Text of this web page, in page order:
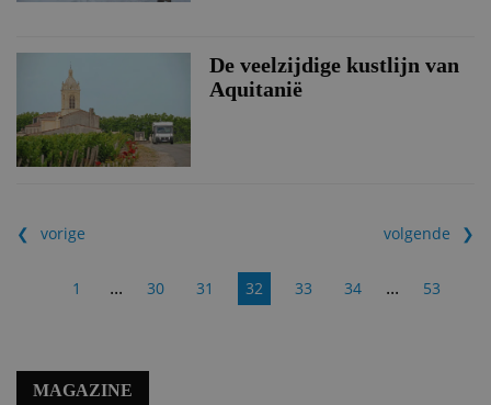
De veelzijdige kustlijn van
Aquitanië
vorige
1 ... 30 31 32 33 34 ... 53
volgende
MAGAZINE